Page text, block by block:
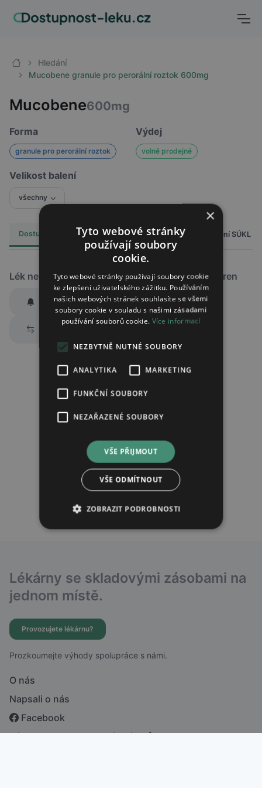
Hledání
Mucobene granule pro perorální roztok 600mg
Mucobene600mg
Forma
granule pro perorální roztok
Výdej
volně prodejné
Velikost balení
všechny
Dostupnost Cena Alternativy 4 Hlášení SÚKL
Lék není dostupný v žádné ze sledovaných lékáren
Hlídat dostupnost
Zaslat jednorázově emailem informaci o naskladnění
Mucobene granule pro perorální
roztok 600mg
zpracování osobních údajů.
Seznámil/a jsem se sezásadami zpracování osobních údajů
Ověřit adresu
Lékárny se skladovými zásobami na
jednom místě.
Provozujete lékárnu?
Prozkoumejte výhody spolupráce s námi.
O nás
Napsali o nás
Facebook
Zásady ochrany osobních údajů
×
Tyto webové stránky
používají soubory
cookie.
Tyto webové stránky používají soubory cookie
ke zlepšení uživatelského zážitku. Používáním
našich webových stránek souhlasíte se všemi
soubory cookie v souladu s našimi zásadami
používání souborů cookie. Více informací
NEZBYTNĚ NUTNÉ SOUBORY
ANALYTIKA MARKETING
FUNKČNÍ SOUBORY
NEZAŘAZENÉ SOUBORY
VŠE PŘIJMOUT
VŠE ODMÍTNOUT
ZOBRAZIT PODROBNOSTI